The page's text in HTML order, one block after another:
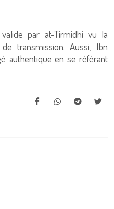
par at-Tirmidhi vu la
transmission. Aussi, Ibn
authentique en se référant